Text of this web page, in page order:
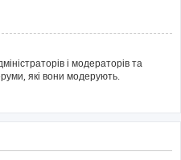
і модераторів та
які вони модерують.